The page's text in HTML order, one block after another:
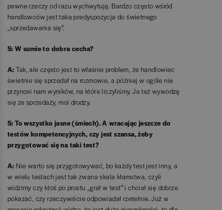
pewne rzeczy od razu wychwytują. Bardzo często wśród
handlowców jest taka predyspozycja do świetnego
„sprzedawania się”.
S: W sumie to dobra cecha?
A: Tak, ale często jest to właśnie problem, że handlowiec
świetnie się sprzedał na rozmowie, a później w ogóle nie
przynosi nam wyników, na które liczyliśmy. Ja też wywodzę
się ze sprzedaży, moi drodzy.
S: To wszystko jasne (śmiech). A wracając jeszcze do
testów kompetencyjnych, czy jest szansa, żeby
przygotować się na taki test?
A: Nie warto się przygotowywać, bo każdy test jest inny, a
w wielu testach jest tak zwana skala kłamstwa, czyli
widzimy czy ktoś po prostu „grał w test” i chciał się dobrze
pokazać, czy rzeczywiście odpowiadał rzetelnie. Już w